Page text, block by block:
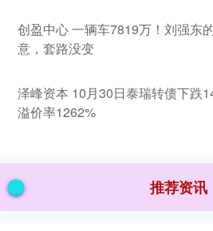
创盈中心 一辆车7819万！刘强东
意，套路没变
泽峰资本 10月30日泰瑞转债下跌
溢价率1262%
推荐资讯